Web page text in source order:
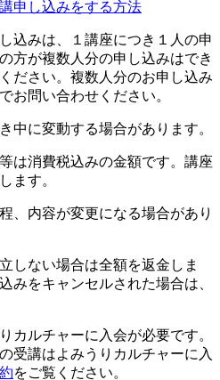
申し込みをする方法
込みは、１講座につき１人の申
方が複数人分の申し込みはでき
ださい。複数人分のお申し込み
お問い合わせください。
中に変動する場合があります。
は消費税込みの金額です。講座
ます。
、内容が変更になる場合があり
しない場合は全額を返金しま
みをキャンセルされた場合は、
カルチャーに入会が必要です。
受講はよみうりカルチャーに入
をご覧ください。